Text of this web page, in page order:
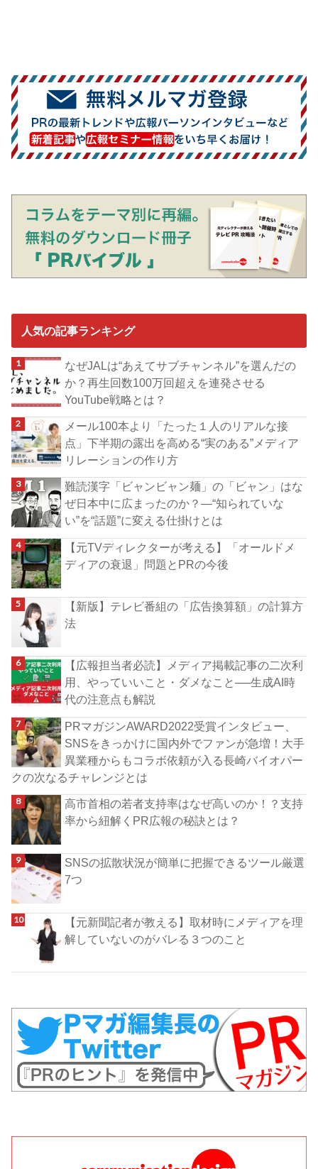
人気の記事ランキング
なぜJALは“あえてサブチャンネル”を選んだの
か？再生回数100万回超えを連発させる
YouTube戦略とは？
メール100本より「たった１人のリアルな接
点」下半期の露出を高める“実のある”メディア
リレーションの作り方
難読漢字「ビャンビャン麺」の「ビャン」はな
ぜ日本中に広まったのか？―“知られていな
い”を“話題”に変える仕掛けとは
【元TVディレクターが考える】「オールドメ
ディアの衰退」問題とPRの今後
【新版】テレビ番組の「広告換算額」の計算方
法
【広報担当者必読】メディア掲載記事の二次利
用、やっていいこと・ダメなこと──生成AI時
代の注意点も解説
PRマガジンAWARD2022受賞インタビュー、
SNSをきっかけに国内外でファンが急増！大手
異業種からもコラボ依頼が入る長崎バイオパー
クの次なるチャレンジとは
高市首相の若者支持率はなぜ高いのか！？支持
率から紐解くPR広報の秘訣とは？
SNSの拡散状況が簡単に把握できるツール厳選
7つ
【元新聞記者が教える】取材時にメディアを理
解していないのがバレる３つのこと